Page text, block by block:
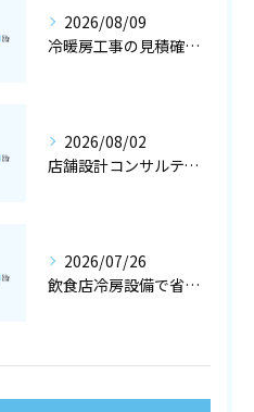
2026/08/09
冷暖房工事の見積確認で失敗しない店舗設計と空調設備ポイント解説
2026/08/02
店舗設計コンサルティングと冷暖房工事で快適な空調設備を大阪府大阪市で実現するポイント
2026/07/26
飲食店冷房設備で省エネと快適を両立する冷暖房工事と空調設備選定の店舗設計術